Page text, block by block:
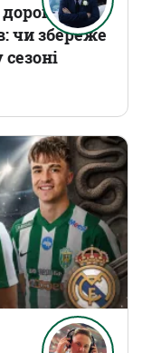
чи збереже